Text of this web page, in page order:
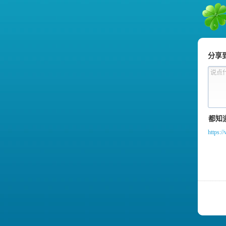
朋友
分享
说点
https://